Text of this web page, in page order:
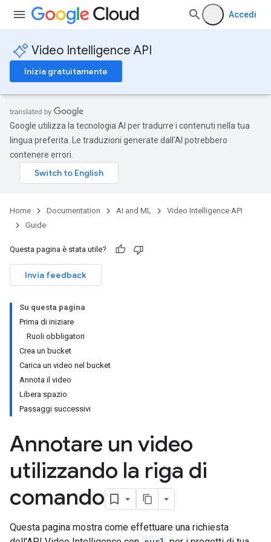
Accedi
Video Intelligence API
Inizia gratuitamente
Google utilizza la tecnologia AI per tradurre i contenuti nella tua
lingua preferita. Le traduzioni generate dall'AI potrebbero
contenere errori.
Home Documentation AI and ML
Video Intelligence API
Guide
Questa pagina è stata utile?
Invia feedback
Su questa pagina
Prima di iniziare
Ruoli obbligatori
Crea un bucket
Carica un video nel bucket
Annota il video
Libera spazio
Passaggi successivi
Annotare un video
utilizzando la riga di
comando
Questa pagina mostra come effettuare una richiesta